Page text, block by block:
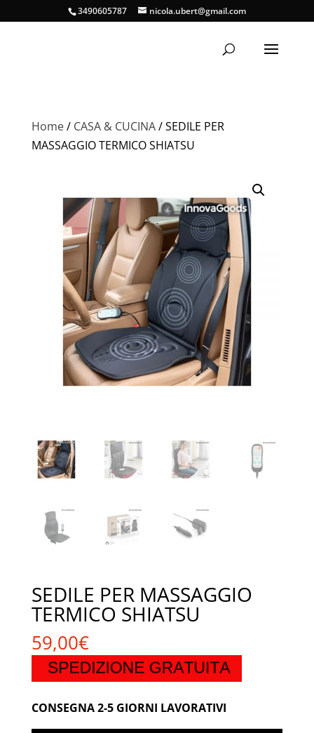
3490605787 nicola.ubert@gmail.com
Home/ CASA & CUCINA/ SEDILE PER
MASSAGGIO TERMICO SHIATSU
SEDILE PER MASSAGGIO
TERMICO SHIATSU
59,00€
CONSEGNA 2-5 GIORNI LAVORATIVI